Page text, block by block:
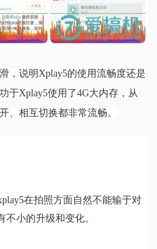
，说明Xplay5的使用流畅度还是
于Xplay5使用了4G大内存，从
、相互切换都非常流畅。
在拍照方面自然不能输于对
不小的升级和变化。